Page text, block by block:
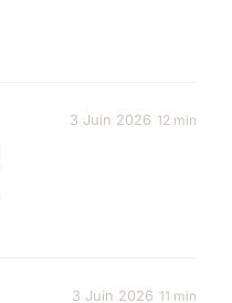
3 Juin 2026 12 min
3 Juin 2026 11 min